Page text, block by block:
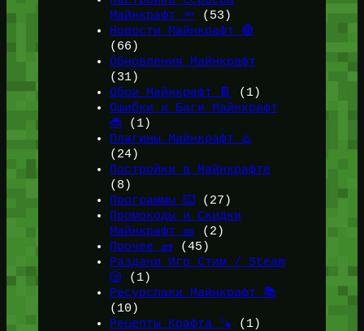
Майнкрафт 🔦 (53)
Новости Майнкрафт 🔴
(66)
Обновления Майнкрафт
(31)
Обои Майнкрафт 📔
(1)
Ошибки и Баги Майнкрафт
🐞(1)
Плагины Майнкрафт ♨️
(24)
Постройки в Майнкрафте
(8)
Программы ⌨️ (27)
Промокоды и Скидки
Майнкрафт 🎫
(2)
Прочее 🧱 (45)
Раздачи Игр Стим / Steam
🎲 (1)
Ресурспаки Майнкрафт 📚
(10)
Рецепты Крафта 🪚 (1)